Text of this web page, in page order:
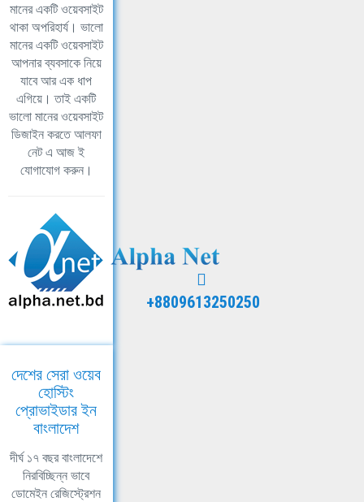
মানের একটি ওয়েবসাইট
থাকা অপরিহার্য। ভালো
মানের একটি ওয়েবসাইট
আপনার ব্যবসাকে নিয়ে
যাবে আর এক ধাপ
এগিয়ে। তাই একটি
ভালো মানের ওয়েবসাইট
ডিজাইন করতে আলফা
নেট এ আজ ই
যোগাযোগ করুন।
+8809613250250
দেশের সেরা ওয়েব
হোস্টিং
প্রোভাইডার ইন
বাংলাদেশ
দীর্ঘ ১৭ বছর বাংলাদেশে
নিরবিচ্ছিন্ন ভাবে
ডোমেইন রেজিস্ট্রেশন